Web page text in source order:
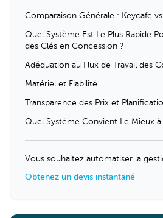
Comparaison Générale : Keycafe
Quel Système Est Le Plus Rapide
des Clés en Concession ?
Adéquation au Flux de Travail des
Matériel et Fiabilité
Transparence des Prix et
Quel Système Convient Le Mieux
Vous souhaitez automatiser la
Obtenez un devis instantané